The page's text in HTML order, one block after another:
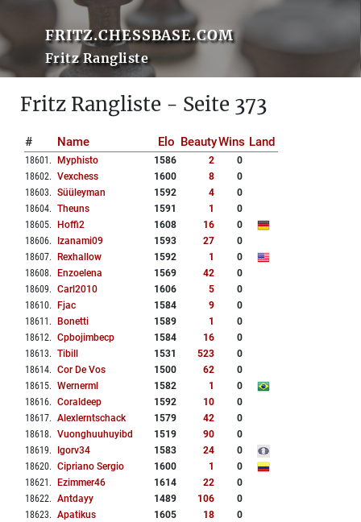
FRITZ.CHESSBASE.COM
Fritz Rangliste
Fritz Rangliste - Seite 373
# Name Elo BeautyWins Land
18601 . Myphisto 1586 2
0
18602. Vexchess 1600 8
0
18603. Süüleyman 1592 4
0
18604. Theuns 1591 1
0
18605. Hoffi2 1608 16
0
18606. Izanami09 1593 27
0
18607. Rexhallow 1592 1
0
18608. Enzoelena 1569 42
0
18609. Carl2010 1606 5
0
18610. Fjac 1584 9
0
18611 . Bonetti 1589 1
0
18612. Cpbojimbecp 1584 16
0
18613. Tibill 1531 523
0
18614. Cor De Vos 1500 62
0
18615. Wernerml 1582 1
0
18616. Coraldeep 1592 10
0
18617. Alexlerntschack 1579 42
0
18618. Vuonghuuhuyibd 1519 90
0
18619. Igorv34 1583 24
0
18620. Cipriano Sergio 1600 1
0
18621 . Ezimmer46 1614 22
0
18622. Antdayy 1489 106
0
18623. Apatikus 1605 18
0